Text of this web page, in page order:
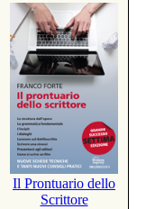
Il Prontuario dello
Scrittore